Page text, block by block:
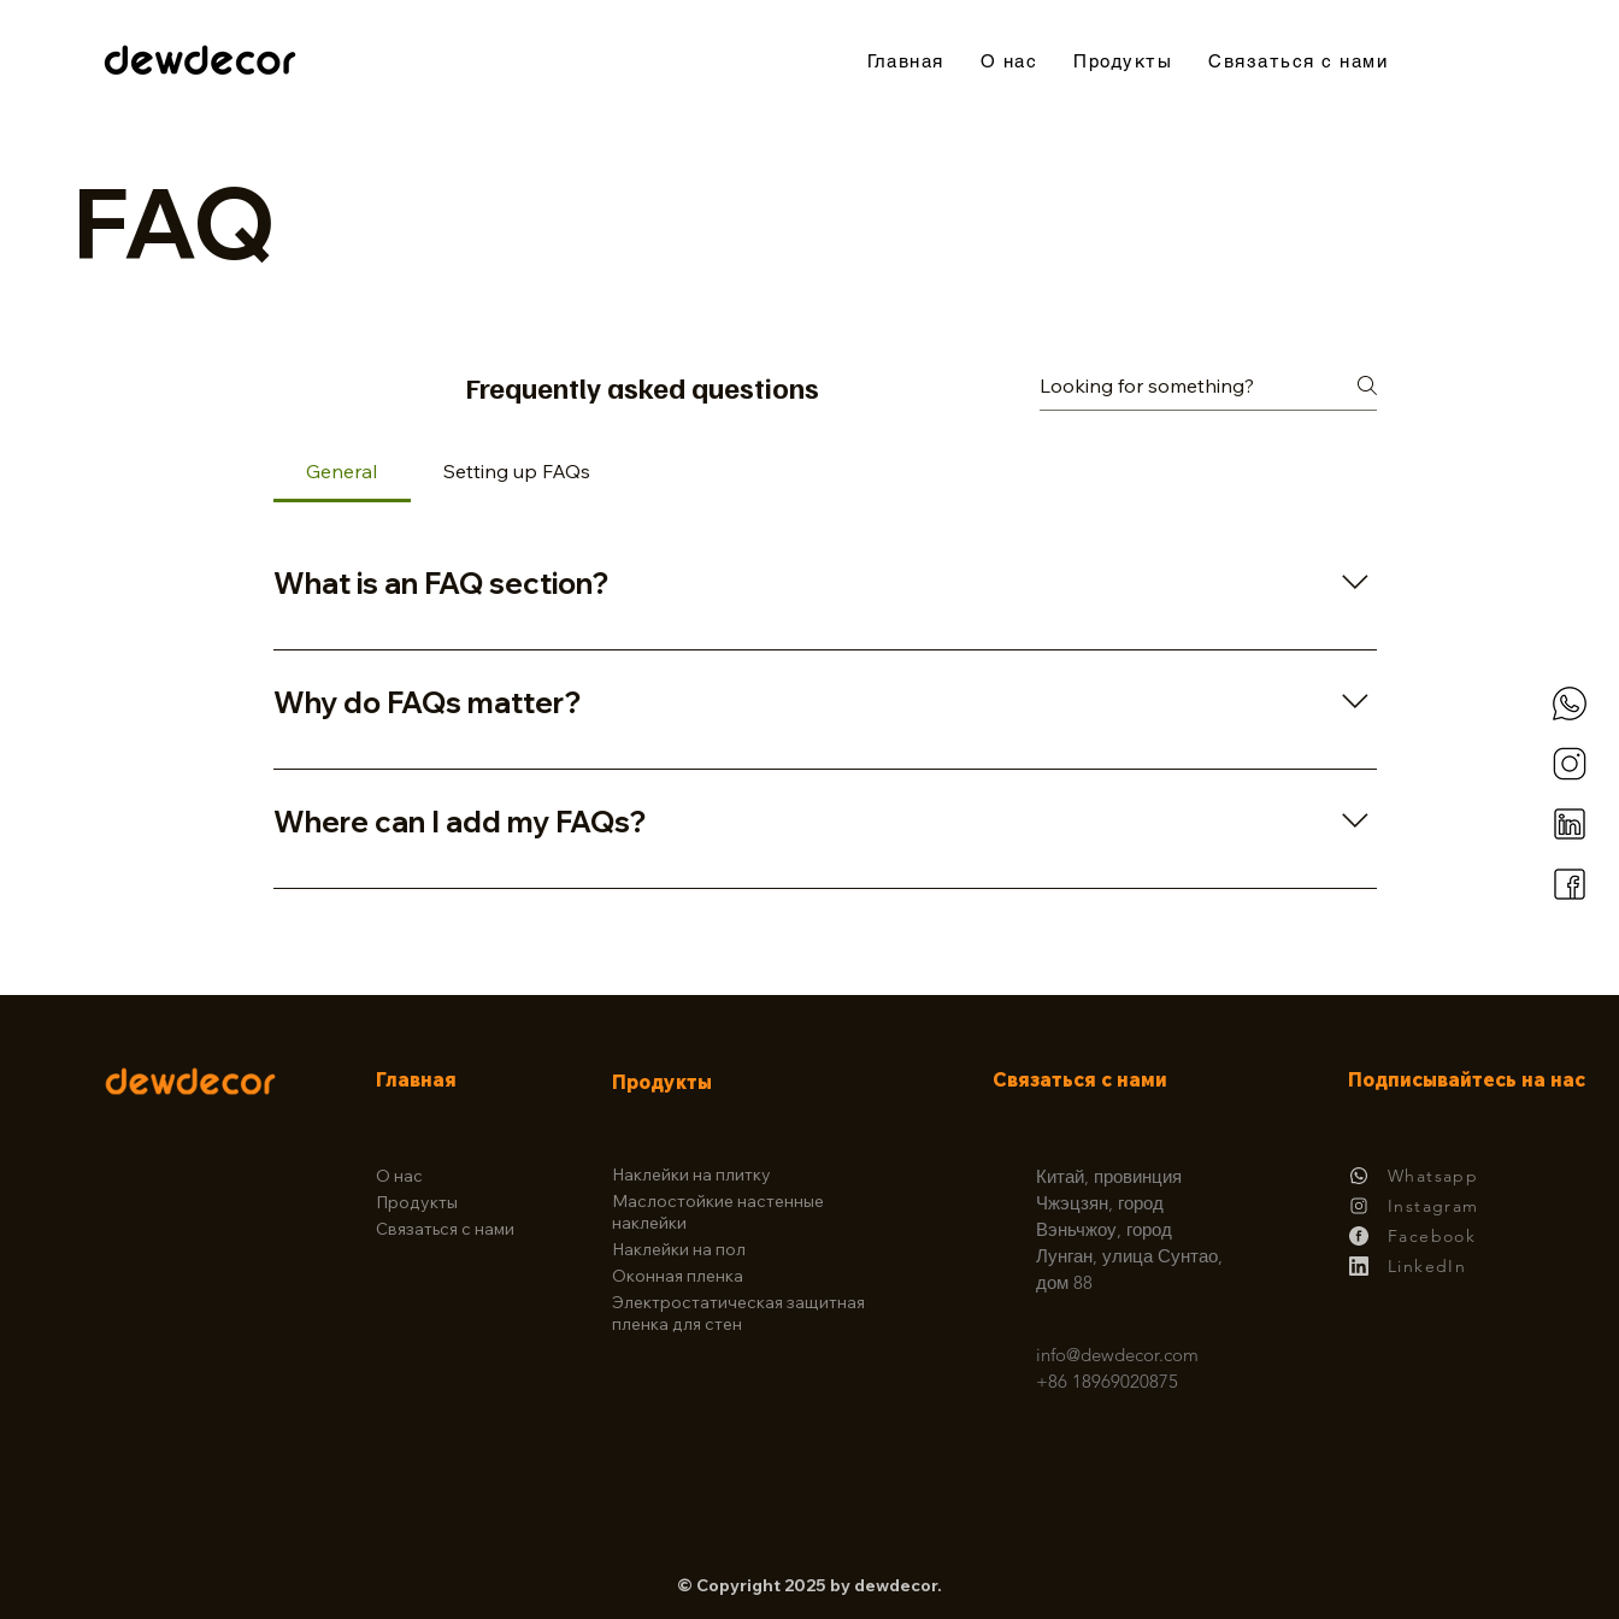
Главная О нас Продукты Связаться с нами
FAQ
Frequently asked questions
General Setting up FAQs
What is an FAQ section?
An FAQ section can be used to quickly answer common questions about your business like "Where do you ship to?", "What
Why do FAQs matter?
FAQs are a great way to help site visitors find quick answers to common questions about your business and create a
Where can I add my FAQs?
FAQs can be added to any page on your site or to your Wix mobile app, giving access to members on the go.
Главная Продукты
О нас
Продукты
Связаться с нами
Наклейки на плитку
Маслостойкие настенные
наклейки
Наклейки на пол
Оконная пленка
Электростатическая защитная
пленка для стен
Связаться с нами
Китай, провинция
Чжэцзян, город
Вэньчжоу, город
Лунган, улица Сунтао,
дом 88
Подписывайтесь на нас
Whatsapp
​Instagram
Facebook
LinkedIn
info@dewdecor.com
+86 18969020875
© Copyright 2025 by dewdecor.